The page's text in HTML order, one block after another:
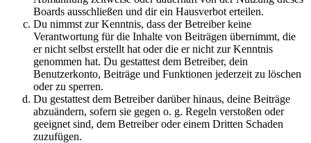
Boards ausschließen und dir ein Hausverbot erteilen.
Du nimmst zur Kenntnis, dass der Betreiber keine
Verantwortung für die Inhalte von Beiträgen übernimmt, die
er nicht selbst erstellt hat oder die er nicht zur Kenntnis
genommen hat. Du gestattest dem Betreiber, dein
Benutzerkonto, Beiträge und Funktionen jederzeit zu löschen
oder zu sperren.
Du gestattest dem Betreiber darüber hinaus, deine Beiträge
abzuändern, sofern sie gegen o. g. Regeln verstoßen oder
geeignet sind, dem Betreiber oder einem Dritten Schaden
zuzufügen.